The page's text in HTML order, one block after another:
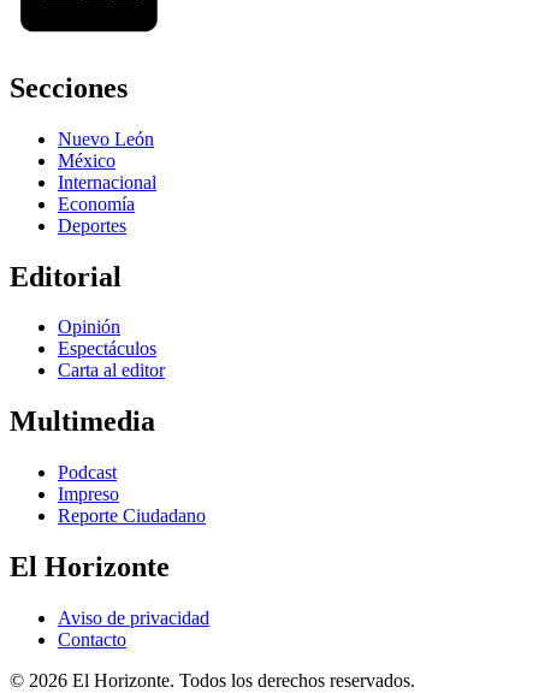
Secciones
Nuevo León
México
Internacional
Economía
Deportes
Editorial
Opinión
Espectáculos
Carta al editor
Multimedia
Podcast
Impreso
Reporte Ciudadano
El Horizonte
Aviso de privacidad
Contacto
© 2026 El Horizonte. Todos los derechos reservados.